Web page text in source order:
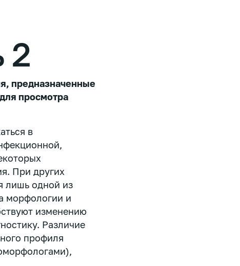
2
предназначенные
просмотра
в
При других
лишь одной из
морфологии и
изменению
Различие
профиля